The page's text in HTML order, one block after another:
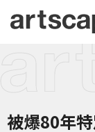
被爆80年